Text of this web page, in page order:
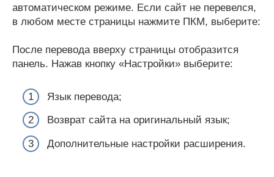
автоматическом режиме. Если сайт не перевелся,
в любом месте страницы нажмите ПКМ, выберите:
После перевода вверху страницы отобразится
панель. Нажав кнопку «Настройки» выберите:
Язык перевода;
Возврат сайта на оригинальный язык;
Дополнительные настройки расширения.